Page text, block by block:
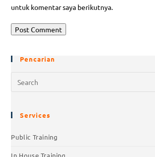
untuk komentar saya berikutnya.
Pencarian
Services
Public Training